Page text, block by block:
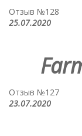
Отзыв №128
25.07.2020
Отзыв №127
23.07.2020